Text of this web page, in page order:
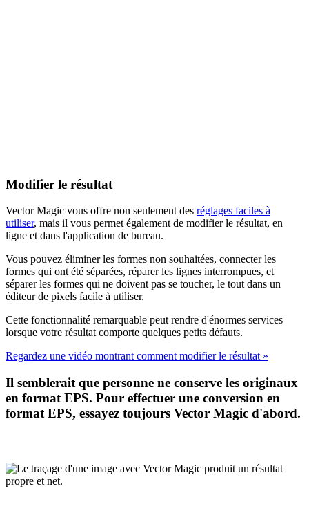
Modifier le résultat
Vector Magic vous offre non seulement des réglages faciles à
utiliser, mais il vous permet également de modifier le résultat, en
ligne et dans l'application de bureau.
Vous pouvez éliminer les formes non souhaitées, connecter les
formes qui ont été séparées, réparer les lignes interrompues, et
séparer les formes qui ne doivent pas se toucher, le tout dans un
éditeur de pixels facile à utiliser.
Cette fonctionnalité remarquable peut rendre d'énormes services
lorsque votre résultat comporte quelques petits défauts.
Regardez une vidéo montrant comment modifier le résultat »
Il semblerait que personne ne conserve les originaux
en format EPS. Pour effectuer une conversion en
format EPS, essayez toujours Vector Magic d'abord.